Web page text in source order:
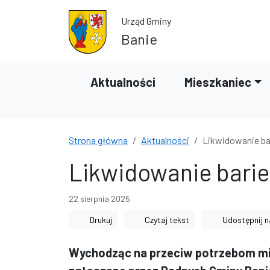
Przejdź do wyszukiwarki Urząd Gminy
Banie
Aktualności Mieszkaniec
Strona główna Aktualności Likwidowanie
Likwidowanie
22 sierpnia 2025
Drukuj Czytaj tekst Udostępnij
Wychodząc na przeciw potrzebom